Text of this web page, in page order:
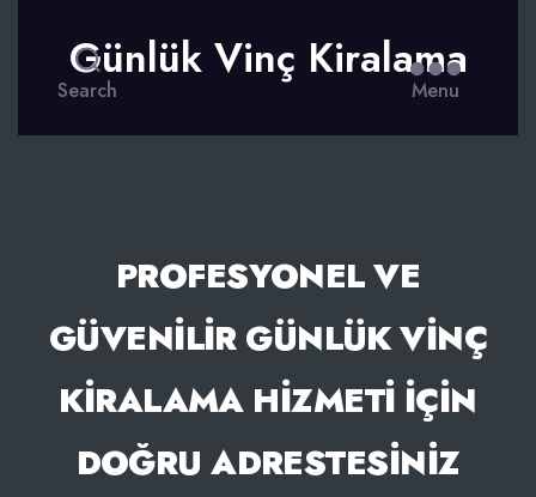
Search
Günlük Vinç Kiralama
Menu
PROFESYONEL VE
GÜVENILIR GÜNLÜK VINÇ
KIRALAMA HIZMETI IÇIN
DOĞRU ADRESTESINIZ